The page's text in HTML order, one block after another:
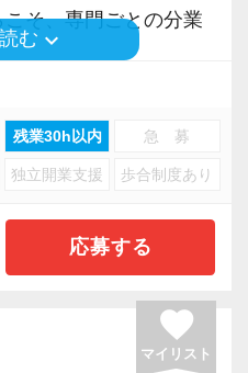
あります。
IT研修、外部講師によ
けています。
いる職員も多く、
めです。
力を伸ばしていける
そ、専門ごとの分業
タッフの多くは子育
。
や学校行事などにも柔
む keyboard_arrow_down
残業30h以内 急 募
独立開業支援 歩合制度あり
応募する
favorite
マイリスト